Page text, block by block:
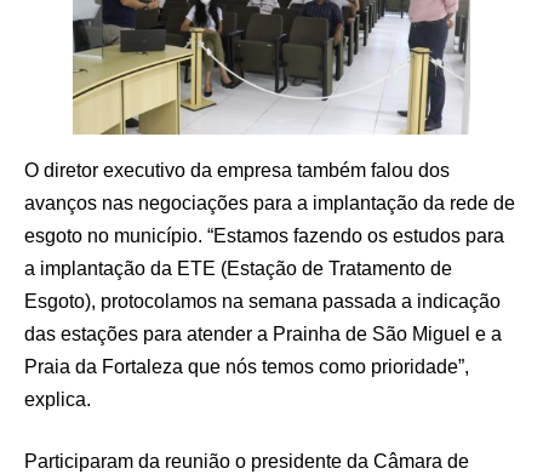
O diretor executivo da empresa também falou dos
avanços nas negociações para a implantação da rede de
esgoto no município. “Estamos fazendo os estudos para
a implantação da ETE (Estação de Tratamento de
Esgoto), protocolamos na semana passada a indicação
das estações para atender a Prainha de São Miguel e a
Praia da Fortaleza que nós temos como prioridade”,
explica.
Participaram da reunião o presidente da Câmara de